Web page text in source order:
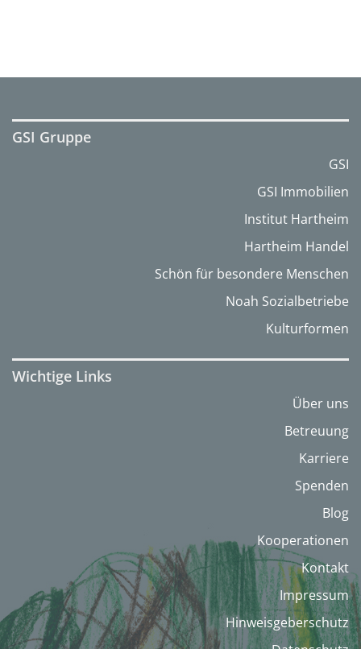
GSI Gruppe
GSI
GSI Immobilien
Institut Hartheim
Hartheim Handel
Schön für besondere Menschen
Noah Sozialbetriebe
Kulturformen
Wichtige Links
Über uns
Betreuung
Karriere
Spenden
Blog
Kooperationen
Kontakt
Impressum
Hinweisgeberschutz